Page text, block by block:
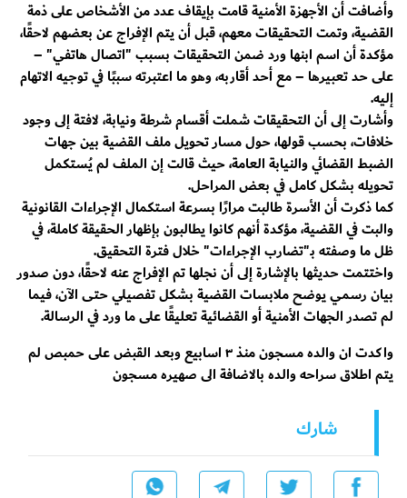
وأضافت أن الأجهزة الأمنية قامت بإيقاف عدد من الأشخاص على ذمة
القضية، وتمت التحقيقات معهم، قبل أن يتم الإفراج عن بعضهم لاحقًا،
مؤكدة أن اسم ابنها ورد ضمن التحقيقات بسبب "اتصال هاتفي" –
على حد تعبيرها – مع أحد أقاربه، وهو ما اعتبرته سببًا في توجيه الاتهام
إليه.
وأشارت إلى أن التحقيقات شملت أقسام شرطة ونيابة، لافتة إلى وجود
خلافات، بحسب قولها، حول مسار تحويل ملف القضية بين جهات
الضبط القضائي والنيابة العامة، حيث قالت إن الملف لم يُستكمل
تحويله بشكل كامل في بعض المراحل.
كما ذكرت أن الأسرة طالبت مرارًا بسرعة استكمال الإجراءات القانونية
والبت في القضية، مؤكدة أنهم كانوا يطالبون بإظهار الحقيقة كاملة، في
ظل ما وصفته بـ"تضارب الإجراءات" خلال فترة التحقيق.
واختتمت حديثها بالإشارة إلى أن نجلها تم الإفراج عنه لاحقًا، دون صدور
بيان رسمي يوضح ملابسات القضية بشكل تفصيلي حتى الآن، فيما
لم تصدر الجهات الأمنية أو القضائية تعليقًا على ما ورد في الرسالة.
واكدت ان والده مسجون منذ ٣ اسابيع وبعد القبض على حمبص لم
يتم اطلاق سراحه والده بالاضافة الى صهيره مسجون
شارك